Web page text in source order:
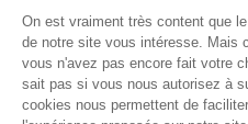
Andresy
Conflans Ste Honorine
Argenteuil
Bezons